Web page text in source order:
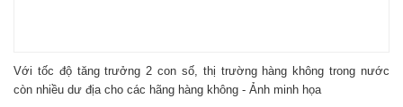
Với tốc độ tăng trưởng 2 con số, thị trường hàng không trong nước
còn nhiều dư địa cho các hãng hàng không - Ảnh minh họa